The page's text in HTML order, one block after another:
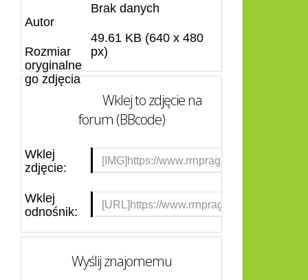
Autor
Brak danych
Rozmiar
oryginalne
go zdjęcia
49.61 KB (640 x 480
px)
Wklej to zdjęcie na
forum (BBcode)
Wklej
zdjęcie:
Wklej
odnośnik:
Wyślij znajomemu